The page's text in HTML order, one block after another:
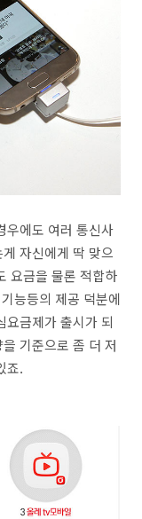
우에도 여러 통신사
자신에게 딱 맞으
요금을 물론 적합하
능등의 제공 덕분에
요금제가 출시가 되
기준으로 좀 더 저
죠.